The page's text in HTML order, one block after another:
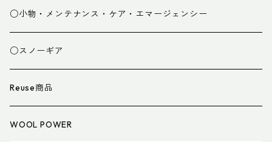
グローブ
スパッツ・ゲイター
衣類小物
アイウェア
寝袋
マット
寝具小物
○小物・メンテナンス・ケア・エマージェンシー
○スノーギア
Reuse商品
WOOL POWER